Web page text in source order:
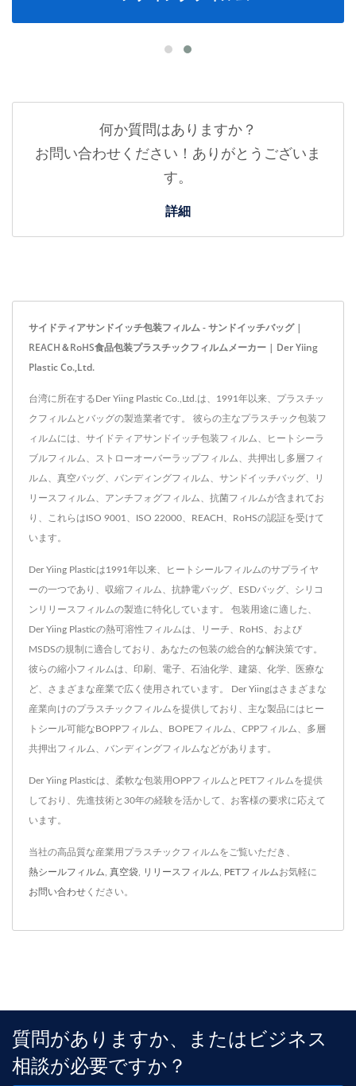
何か質問はありますか？
お問い合わせください！ありがとうございま
す。
詳細
サイドティアサンドイッチ包装フィルム - サンドイッチバッグ |
REACH＆RoHS食品包装プラスチックフィルムメーカー | Der Yiing
Plastic Co.,Ltd.
台湾に所在するDer Yiing Plastic Co.,Ltd.は、1991年以来、プラスチッ
クフィルムとバッグの製造業者です。 彼らの主なプラスチック包装フ
ィルムには、サイドティアサンドイッチ包装フィルム、ヒートシーラ
ブルフィルム、ストローオーバーラップフィルム、共押出し多層フィ
ルム、真空バッグ、バンディングフィルム、サンドイッチバッグ、リ
リースフィルム、アンチフォグフィルム、抗菌フィルムが含まれてお
り、これらはISO 9001、ISO 22000、REACH、RoHSの認証を受けて
います。
Der Yiing Plasticは1991年以来、ヒートシールフィルムのサプライヤ
ーの一つであり、収縮フィルム、抗静電バッグ、ESDバッグ、シリコ
ンリリースフィルムの製造に特化しています。 包装用途に適した、
Der Yiing Plasticの熱可溶性フィルムは、リーチ、RoHS、および
MSDSの規制に適合しており、あなたの包装の総合的な解決策です。
彼らの縮小フィルムは、印刷、電子、石油化学、建築、化学、医療な
ど、さまざまな産業で広く使用されています。 Der Yiingはさまざまな
産業向けのプラスチックフィルムを提供しており、主な製品にはヒー
トシール可能なBOPPフィルム、BOPEフィルム、CPPフィルム、多層
共押出フィルム、バンディングフィルムなどがあります。
Der Yiing Plasticは、柔軟な包装用OPPフィルムとPETフィルムを提供
しており、先進技術と30年の経験を活かして、お客様の要求に応えて
います。
当社の高品質な産業用プラスチックフィルムをご覧いただき、
熱シールフィルム 真空袋 リリースフィルム PETフィルムお気軽に
お問い合わせ ください。
質問がありますか、またはビジネス
相談が必要ですか？